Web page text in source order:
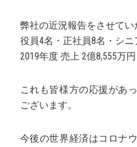
弊社の近況報告をさせてい
役員4名・正社員8名・シニ
2019年度 売上 2億8,555万円
これも皆様方の応援があ
ございます。
今後の世界経済はコロナ